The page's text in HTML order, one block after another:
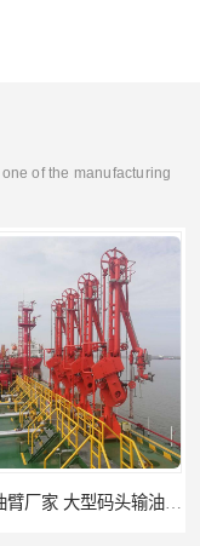
of the manufacturing